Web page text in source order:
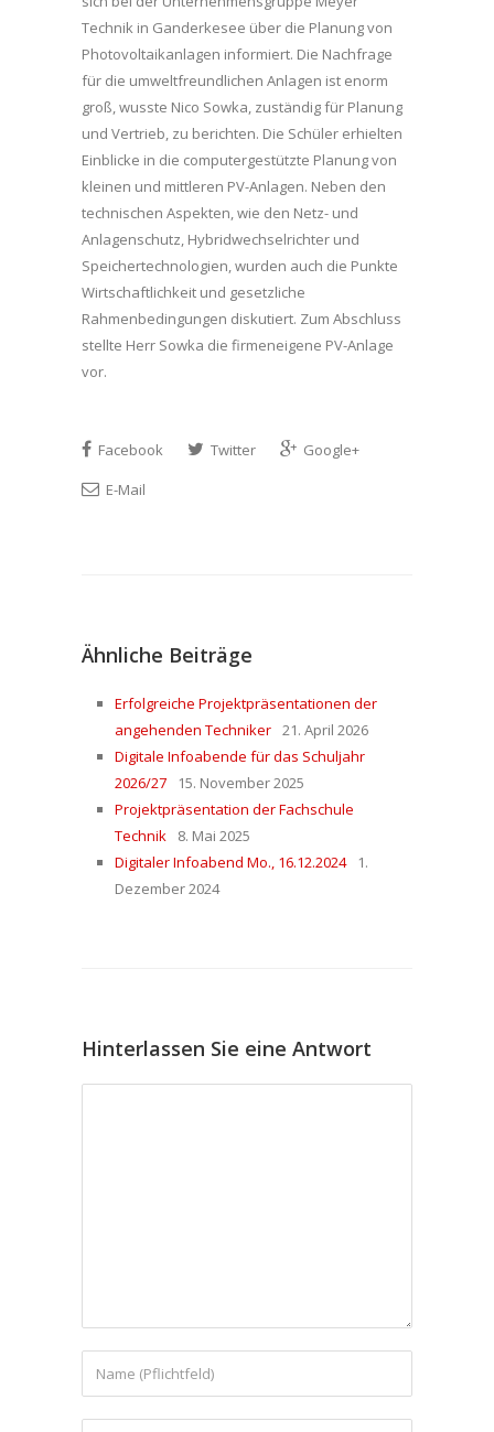
Technik in Ganderkesee über die Planung von
Photovoltaikanlagen informiert. Die Nachfrage
für die umweltfreundlichen Anlagen ist enorm
groß, wusste Nico Sowka, zuständig für Planung
und Vertrieb, zu berichten. Die Schüler erhielten
Einblicke in die computergestützte Planung von
kleinen und mittleren PV-Anlagen. Neben den
technischen Aspekten, wie den Netz- und
Anlagenschutz, Hybridwechselrichter und
Speichertechnologien, wurden auch die Punkte
Wirtschaftlichkeit und gesetzliche
Rahmenbedingungen diskutiert. Zum Abschluss
stellte Herr Sowka die firmeneigene PV-Anlage
vor.
Facebook Twitter
Google+
E-Mail
Ähnliche Beiträge
Erfolgreiche Projektpräsentationen der
angehenden Techniker 21. April 2026
Digitale Infoabende für das Schuljahr
2026/27
15. November 2025
Projektpräsentation der Fachschule
Technik
8. Mai 2025
Digitaler Infoabend Mo., 16.12.2024
1.
Dezember 2024
Hinterlassen Sie eine Antwort